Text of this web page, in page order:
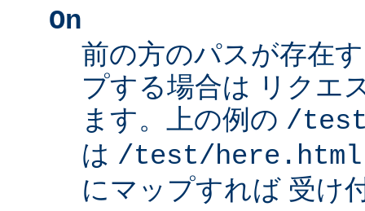
On
前の方のパスが存在
プする場合は リクエ
ます。上の例の /
は /test/here.html
にマップすれば 受け